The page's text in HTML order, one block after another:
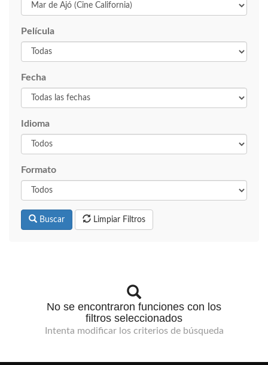
Película
Fecha
Idioma
Formato
Buscar Limpiar Filtros
No se encontraron funciones con los
filtros seleccionados
Intenta modificar los criterios de búsqueda